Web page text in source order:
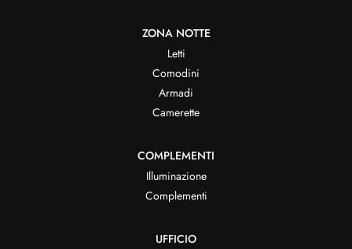
ZONA NOTTE
Letti
Comodini
Armadi
Camerette
COMPLEMENTI
Illuminazione
Complementi
UFFICIO